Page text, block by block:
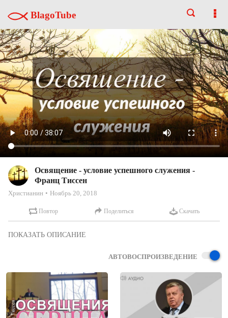
BlagoTube
Освящение - условие успешного служения -
Франц Тиссен
Христианин Ноябрь 20, 2018
Повтор Поделиться Скачать
АВТОВОСПРОИЗВЕДЕНИЕ